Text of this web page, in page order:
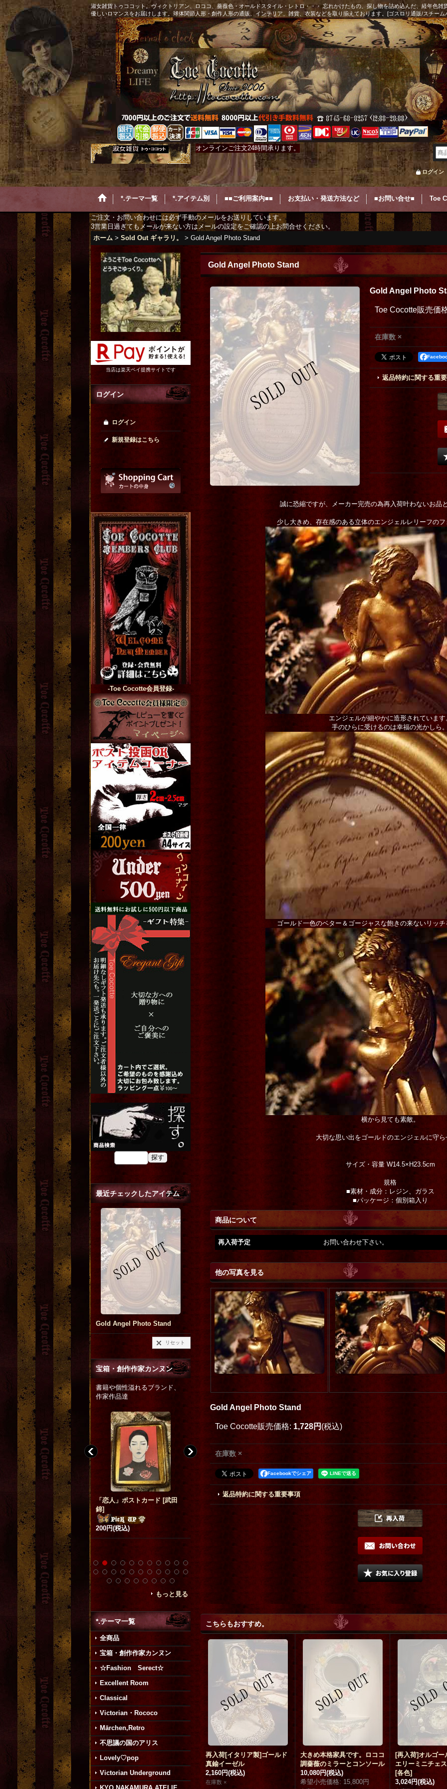
淑女雑貨トゥココット。ヴィクトリアン、ロココ、薔薇色・オールドスタイル・レトロ・・・ 忘れかけたもの、探し物を詰め込んだ、経年色雑
優しいロマンスをお届けします。球体関節人形・創作人形の通販、インテリア、雑貨、衣装などを取り揃えております。[ゴスロリ通販/スチーム
オンラインご注文24時間承ります。
ログイン
*.テーマ一覧 *.アイテム別 ■■ご利用案内■■ お支払い・発送方法など ■お問い合せ■ Toe
ご注文・お問い合わせには必ず手動のメールをお送りしています。
3営業日過ぎてもメールが来ない方はメールの設定をご確認の上お問合せください。
ホーム > Sold Out ギャラリ。 > Gold Angel Photo Stand
当店は楽天ペイ提携サイトです
ログイン
ログイン
新規登録はこちら
-Toe Cocotte会員登録-
最近チェックしたアイテム
Gold Angel Photo Stand
リセット
宝箱・創作作家カンヌン
書籍や個性溢れるブランド、
作家作品達
恋人」ポストカード
武田
(税込)
art candle Leopard_wB_006
[asking for the moon.
12,000円(税込)
ラスト黒封筒版
Blood B. the white room
19,000円(税込)
もっと見る
*.テーマ一覧
全商品
宝箱・創作作家カンヌン
☆Fashion Serect☆
Excellent Room
Classical
Victorian・Rococo
Mārchen,Retro
不思議の国のアリス
Lovely♡pop
Victorian Underground
Gold Angel Photo Stand
Gold Angel Photo
Toe Cocotte販売価
在庫数 ×
返品特約に関する重
誠に恐縮ですが、メーカー完売の為再入荷叶わないお品
少し大きめ、存在感のある立体のエンジェルレリーフの
エンジェルが細やかに造形されています
手のひらに受けるのは幸福の光かしら
ゴールド一色のベター＆ゴージャスな飽きの来ないリッ
横から見ても素敵。
大切な思い出をゴールドのエンジェルに守ら
サイズ・容量 W14.5×H23.5cm
規格
■素材・成分：レジン、ガラス
■パッケージ：個別箱入り
商品について
再入荷予定 お問い合わせ下さい。
他の写真を見る
Gold Angel Photo Stand
Toe Cocotte販売価格: 1,728円 (税込)
在庫数 ×
Facebookでシェア
返品特約に関する重要事項
こちらもおすすめ。
再入荷[イタリア製]ゴールド
真鍮イーゼル
2,160円(税込)
在庫数 ×
大きめ本格家具です。ロココ
調薔薇のミラーとコンソール
10,080円(税込)
希望小売価格: 15,800円
[再入荷]オルゴー
エリーミニチェ
[各色]
3,024円(税込)